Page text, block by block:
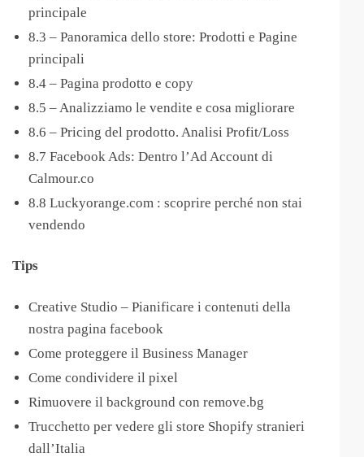
principale
8.3 – Panoramica dello store: Prodotti e Pagine
principali
8.4 – Pagina prodotto e copy
8.5 – Analizziamo le vendite e cosa migliorare
8.6 – Pricing del prodotto. Analisi Profit/Loss
8.7 Facebook Ads: Dentro l’Ad Account di
Calmour.co
8.8 Luckyorange.com : scoprire perché non stai
vendendo
Tips
Creative Studio – Pianificare i contenuti della
nostra pagina facebook
Come proteggere il Business Manager
Come condividere il pixel
Rimuovere il background con remove.bg
Trucchetto per vedere gli store Shopify stranieri
dall’Italia